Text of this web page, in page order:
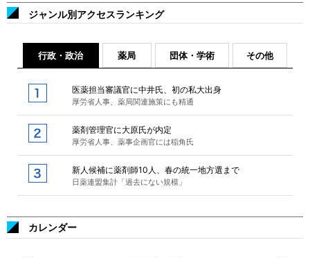
ジャンル別アクセスランキング
行政・政治 薬局 団体・学術 その他
医薬担当審議官に中井氏、初の私大出身
厚労省人事、薬局関連施策にも精通
薬剤管理官に大原氏が内定
厚労省人事、薬事企画官には稲角氏
新人候補に薬剤師10人、春の統一地方選まで
日薬連盟集計「過去にない規模」
カレンダー